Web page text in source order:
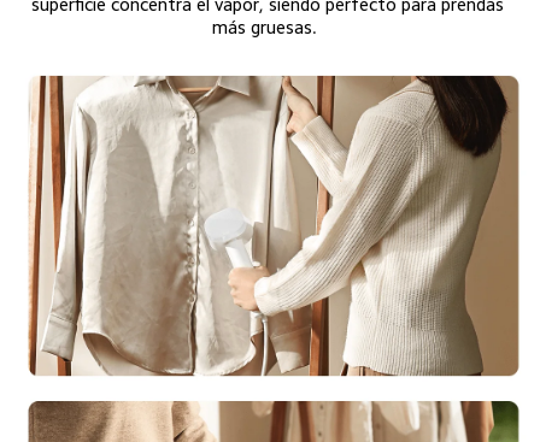
superficie concentra el vapor, siendo perfecto para prendas
más gruesas.